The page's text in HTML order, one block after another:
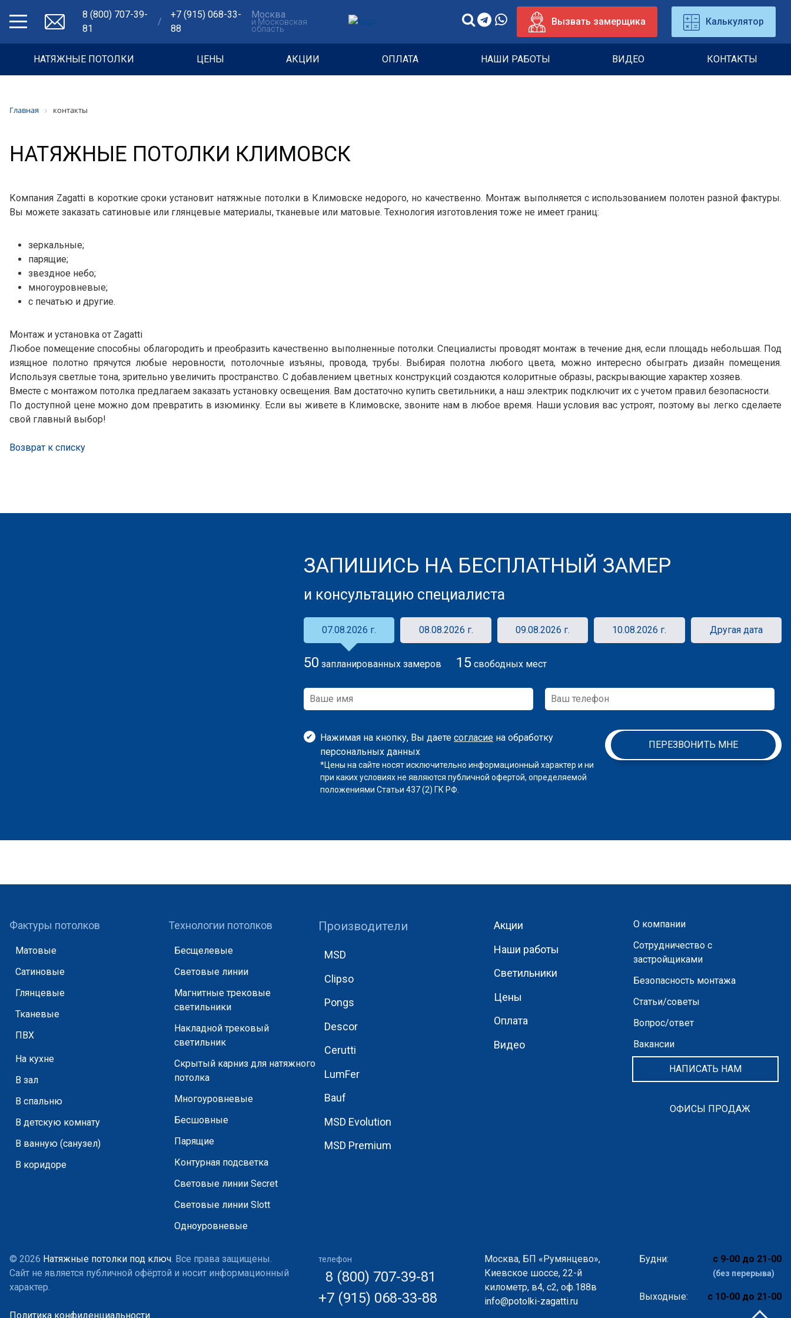
8 (800) 707-39-
81
/
+7 (915) 068-33-
88
Москва
и Московская
область
Вызвать замерщика Калькулятор
НАТЯЖНЫЕ ПОТОЛКИ ЦЕНЫ АКЦИИ ОПЛАТА НАШИ РАБОТЫ ВИДЕО КОНТАКТЫ
Главная контакты
НАТЯЖНЫЕ ПОТОЛКИ КЛИМОВСК
Компания Zagatti в короткие сроки установит натяжные потолки в Климовске недорого, но качественно. Монтаж выполняется с использованием полотен разной фактуры.
Вы можете заказать сатиновые или глянцевые материалы, тканевые или матовые. Технология изготовления тоже не имеет границ:
зеркальные;
парящие;
звездное небо;
многоуровневые;
с печатью и другие.
Монтаж и установка от Zagatti
Любое помещение способны облагородить и преобразить качественно выполненные потолки. Специалисты проводят монтаж в течение дня, если площадь небольшая. Под
изящное полотно прячутся любые неровности, потолочные изъяны, провода, трубы. Выбирая полотна любого цвета, можно интересно обыграть дизайн помещения.
Используя светлые тона, зрительно увеличить пространство. С добавлением цветных конструкций создаются колоритные образы, раскрывающие характер хозяев.
Вместе с монтажом потолка предлагаем заказать установку освещения. Вам достаточно купить светильники, а наш электрик подключит их с учетом правил безопасности.
По доступной цене можно дом превратить в изюминку. Если вы живете в Климовске, звоните нам в любое время. Наши условия вас устроят, поэтому вы легко сделаете
свой главный выбор!
Возврат к списку
ЗАПИШИСЬ НА БЕСПЛАТНЫЙ ЗАМЕР
и консультацию специалиста
07.08.2026 г. 08.08.2026 г. 09.08.2026 г. 10.08.2026 г. Другая дата
50 запланированных замеров 15 свободных мест
Нажимая на кнопку, Вы даете согласие на обработку
персональных данных
*Цены на сайте носят исключительно информационный характер и ни
при каких условиях не являются публичной офертой, определяемой
положениями Статьи 437 (2) ГК РФ.
ПЕРЕЗВОНИТЬ МНЕ
Фактуры потолков
Матовые
Сатиновые
Глянцевые
Тканевые
ПВХ
На кухне
В зал
В спальню
В детскую комнату
В ванную (санузел)
В коридоре
Технологии потолков
Бесщелевые
Световые линии
Магнитные трековые
светильники
Накладной трековый
светильник
Скрытый карниз для натяжного
потолка
Многоуровневые
Бесшовные
Парящие
Контурная подсветка
Световые линии Secret
Световые линии Slott
Одноуровневые
Производители
MSD
Clipso
Pongs
Descor
Cerutti
LumFer
Bauf
MSD Evolution
MSD Premium
Акции
Наши работы
Светильники
Цены
Оплата
Видео
О компании
Сотрудничество с
застройщиками
Безопасность монтажа
Статьи/советы
Вопрос/ответ
Вакансии
НАПИСАТЬ НАМ
ОФИСЫ ПРОДАЖ
© 2026 Натяжные потолки под ключ. Все права защищены.
Сайт не является публичной офёртой и носит информационный
характер.
Политика конфиденциальности
телефон
8 (800) 707-39-81
+7 (915) 068-33-88
Москва, БП «Румянцево»,
Киевское шоссе, 22-й
километр, в4, с2, оф.188в
info@potolki-zagatti.ru
Будни: с 9-00 до 21-00
(без перерыва)
Выходные: с 10-00 до 21-00